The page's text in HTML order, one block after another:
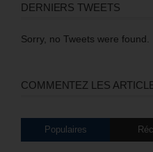
DERNIERS TWEETS
Sorry, no Tweets were found.
COMMENTEZ LES
Populaires